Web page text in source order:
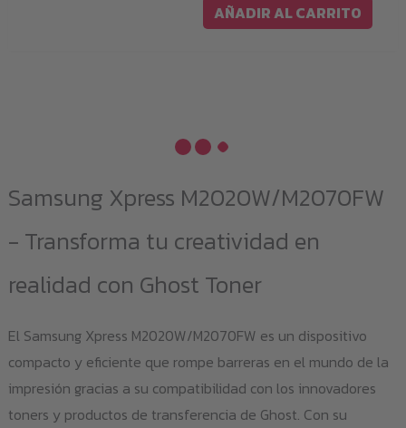
AÑADIR AL CARRITO
Samsung Xpress M2020W/M2070FW
- Transforma tu creatividad en
realidad con Ghost Toner
El Samsung Xpress M2020W/M2070FW es un dispositivo
compacto y eficiente que rompe barreras en el mundo de la
impresión gracias a su compatibilidad con los innovadores
toners y productos de transferencia de Ghost. Con su